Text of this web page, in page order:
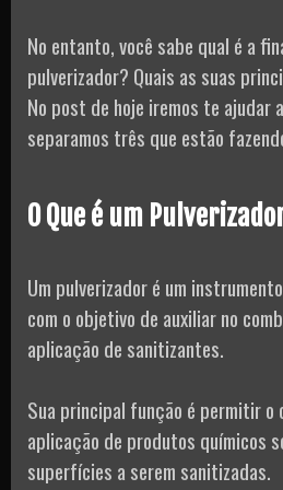
No entanto, você sabe qual é a
pulverizador? Quais as suas
No post de hoje iremos te ajudar
separamos três que estão
O Que é um
Um pulverizador é um
com o objetivo de auxiliar no
aplicação de sanitizantes.
Sua principal função é permitir o
aplicação de produtos químicos
superfícies a serem sanitizadas.